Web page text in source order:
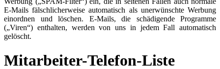
E-Mails fälschlicherweise automatisch als unerwünschte Werbung
einordnen und löschen. E-Mails, die schädigende Programme
(„Viren“) enthalten, werden von uns in jedem Fall automatisch
gelöscht.
Mitarbeiter-Telefon-Liste